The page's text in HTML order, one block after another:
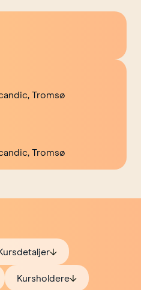
Tromsø
Tromsø
Kursholdere